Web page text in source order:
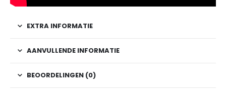
EXTRA INFORMATIE
AANVULLENDE INFORMATIE
BEOORDELINGEN (0)